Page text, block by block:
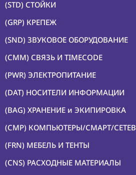
(STD) СТОЙКИ
(GRP) КРЕПЕЖ
(SND) ЗВУКОВОЕ ОБОРУДОВАНИЕ
(CMM) СВЯЗЬ И TIMECODE
(PWR) ЭЛЕКТРОПИТАНИЕ
(DAT) НОСИТЕЛИ ИНФОРМАЦИИ
(BAG) ХРАНЕНИЕ и ЭКИПИРОВКА
(CMP) КОМПЬЮТЕРЫ/СМАРТ/
(FRN) МЕБЕЛЬ И ТЕНТЫ
(CNS) РАСХОДНЫЕ МАТЕРИАЛЫ